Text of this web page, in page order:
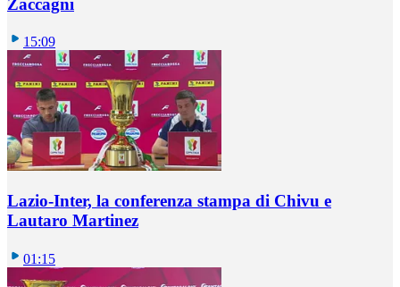
15:09
Lazio-Inter, la conferenza stampa di Chivu e
Lautaro Martinez
01:15